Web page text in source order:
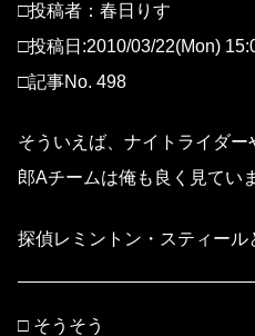
□投稿者：春日りす
□投稿日:2010/03/22(Mon)
□記事No. 498
そういえば、ナイトライダ
郎Aチームは俺も良く見てい
探偵レミントン・スティール
□ そうそう